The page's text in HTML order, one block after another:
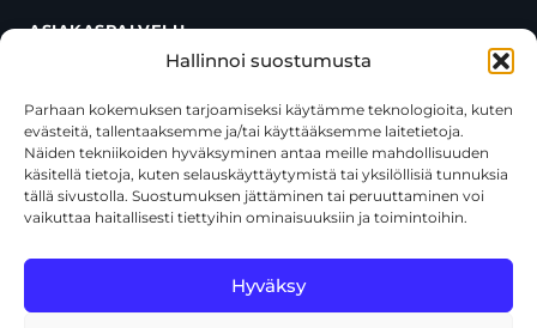
Hallinnoi suostumusta
Parhaan kokemuksen tarjoamiseksi käytämme teknologioita, kuten
evästeitä, tallentaaksemme ja/tai käyttääksemme laitetietoja.
Näiden tekniikoiden hyväksyminen antaa meille mahdollisuuden
käsitellä tietoja, kuten selauskäyttäytymistä tai yksilöllisiä tunnuksia
tällä sivustolla. Suostumuksen jättäminen tai peruuttaminen voi
vaikuttaa haitallisesti tiettyihin ominaisuuksiin ja toimintoihin.
Hyväksy
ASIAKASPALVELU
Oma tili
Maksutavat
Toimitustavat
Usein kysytyt kysymykset
+358 44 270 3795
asiakaspalvelu@toolcat.fi